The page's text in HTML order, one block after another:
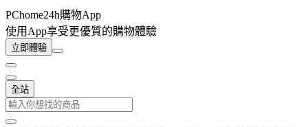
PChome24h購物App
使用App享受更優質的購物體驗
立即體驗
全站